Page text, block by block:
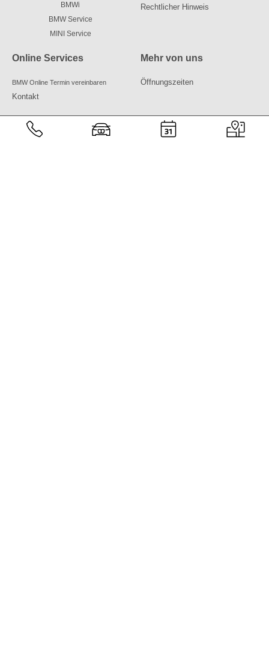
BMWi
BMW Service
MINI Service
Rechtlicher Hinweis
Online Services
BMW Online Termin vereinbaren
Kontakt
Mehr von uns
Öffnungszeiten